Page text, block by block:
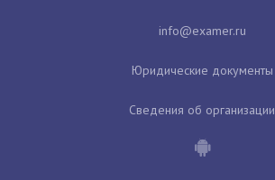
Юридические документы
Сведения об организации